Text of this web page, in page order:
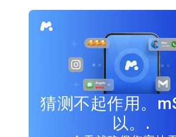
猜测不起作用。
以。.